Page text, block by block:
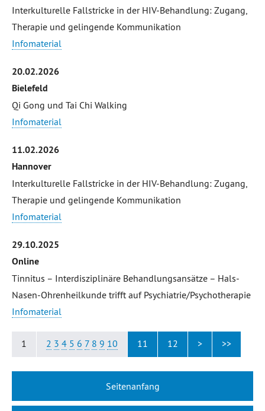
Interkulturelle Fallstricke in der HIV-Behandlung: Zugang,
Therapie und gelingende Kommunikation
Infomaterial
20.02.2026
Bielefeld
Qi Gong und Tai Chi Walking
Infomaterial
11.02.2026
Hannover
Interkulturelle Fallstricke in der HIV-Behandlung: Zugang,
Therapie und gelingende Kommunikation
Infomaterial
29.10.2025
Online
Tinnitus – Interdisziplinäre Behandlungsansätze – Hals-
Nasen-Ohrenheilkunde trifft auf Psychiatrie/Psychotherapie
Infomaterial
1 2 3 4 5 6 7 8 9 10 11 12 > >>
Seitenanfang